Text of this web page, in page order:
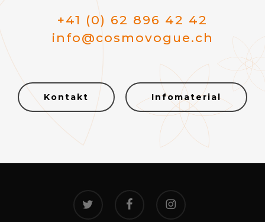
+41 (0) 62 896 42 42
info@cosmovogue.ch
Kontakt Infomaterial